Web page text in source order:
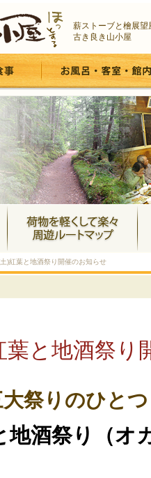
薪ストーブと檜展望
古き良き山小屋
)紅葉と地酒祭り開催のお知らせ
葉と地酒祭り
祭りのひとつ
地酒祭り
（